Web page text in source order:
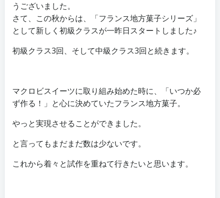
うございました。
さて、この秋からは、「フランス地方菓子シリーズ」
として新しく初級クラスが一昨日スタートしました♪
初級クラス3回、そして中級クラス3回と続きます。
マクロビスイーツに取り組み始めた時に、「いつか必
ず作る！」と心に決めていたフランス地方菓子。
やっと実現させることができました。
と言ってもまだまだ数は少ないです。
これから着々と試作を重ねて行きたいと思います。